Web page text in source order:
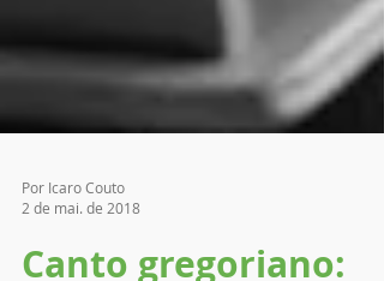
Por Icaro Couto
2 de mai. de 2018